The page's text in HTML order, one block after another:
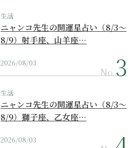
生活
ニャンコ先生の開運星占い（8/3～
8/9）射手座、山羊座…
2026/08/03
No.
生活
ニャンコ先生の開運星占い（8/3～
8/9）獅子座、乙女座…
2026/08/03